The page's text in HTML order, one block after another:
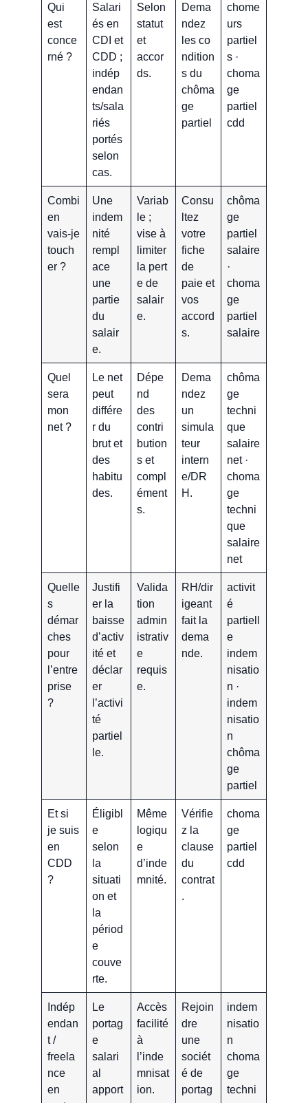
Qui
est
conce
rné ?
Salari
és en
CDI et
CDD ;
indép
endan
ts/sala
riés
portés
selon
cas.
Selon
statut
et
accor
ds.
Dema
ndez
les co
ndition
s du
chôma
ge
partiel
chome
urs
partiel
s ·
choma
ge
partiel
cdd
Combi
en
vais-je
touch
er ?
Une
indem
nité
rempl
ace
une
partie
du
salair
e.
Variab
le ;
vise à
limiter
la pert
e de
salair
e.
Consu
ltez
votre
fiche
de
paie et
vos
accord
s.
chôma
ge
partiel
salaire
·
choma
ge
partiel
salaire
Quel
sera
mon
net ?
Le net
peut
différe
r du
brut et
des
habitu
des.
Dépe
nd
des
contri
bution
s et
compl
ément
s.
Dema
ndez
un
simula
teur
intern
e/DR
H.
chôma
ge
techni
que
salaire
net ·
choma
ge
techni
que
salaire
net
Quelle
s
démar
ches
pour
l’entre
prise
?
Justifi
er la
baisse
d’activ
ité et
déclar
er
l’activi
té
partiel
le.
Valida
tion
admin
istrativ
e
requis
e.
RH/dir
igeant
fait la
dema
nde.
activit
é
partiell
e
indem
nisatio
n ·
indem
nisatio
n
chôma
ge
partiel
Et si
je suis
en
CDD
?
Éligibl
e
selon
la
situati
on et
la
périod
e
couve
rte.
Même
logiqu
e
d’inde
mnité.
Vérifie
z la
clause
du
contrat
.
choma
ge
partiel
cdd
Indép
endan
t /
freela
nce
en
Le
portag
e
salari
al
apport
Accès
facilité
à
l’inde
mnisat
ion.
Rejoin
dre
une
sociét
é de
portag
indem
nisatio
n
choma
ge
techni